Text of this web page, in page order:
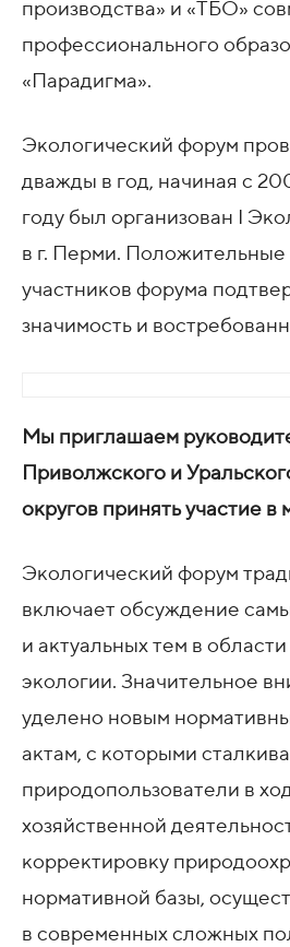
производства» и «ТБО»
профессионального
«Парадигма».
Экологический форум
дважды в год, начиная с
году был организован I
в г. Перми. Положительные
участников форума
значимость и
Мы приглашаем
Приволжского и
округов принять участие в
Экологический форум
включает обсуждение
и актуальных тем в
экологии. Значительное
уделено новым
актам, с которыми
природопользователи в
хозяйственной
корректировку
нормативной базы,
в современных сложных